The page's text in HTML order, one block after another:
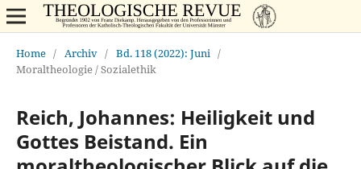
Home / Archiv / Bd. 118 (2022): Juni /
Moraltheologie / Sozialethik
Reich, Johannes: Heiligkeit und
Gottes Beistand. Ein